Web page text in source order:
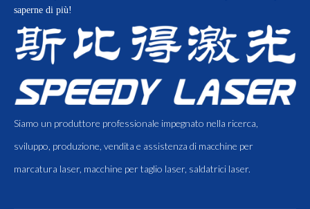
saperne di più!
Siamo un produttore professionale impegnato nella ricerca,
sviluppo, produzione, vendita e assistenza di macchine per
marcatura laser, macchine per taglio laser, saldatrici laser.